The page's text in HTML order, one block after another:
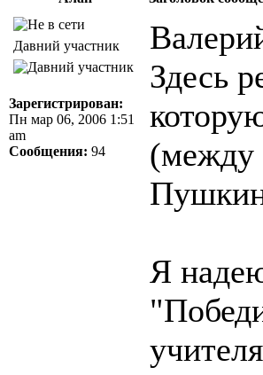
Давний участник
Зарегистрирован:
Пн мар 06, 2006 1:51
am
Сообщения: 94
Здесь
Я